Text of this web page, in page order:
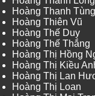
Hoàng Thanh Tùng
Hoàng Thiên Vũ
Hoàng Thế Duy
Hoàng Thế Thắng
Hoàng Thị Hồng
Hoàng Thị Kiều
Hoàng Thị Lan
Hoàng Thị Loan